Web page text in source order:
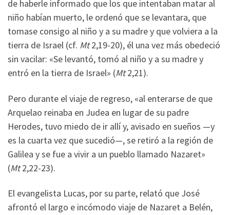
de haberle informado que los que intentaban matar al
niño habían muerto, le ordenó que se levantara, que
tomase consigo al niño y a su madre y que volviera a la
tierra de Israel (cf. Mt2,19-20), él una vez más obedeció
sin vacilar: «Se levantó, tomó al niño y a su madre y
entró en la tierra de Israel» (Mt2,21).
Pero durante el viaje de regreso, «al enterarse de que
Arquelao reinaba en Judea en lugar de su padre
Herodes, tuvo miedo de ir allí y, avisado en sueños —y
es la cuarta vez que sucedió—, se retiró a la región de
Galilea y se fue a vivir a un pueblo llamado Nazaret»
(Mt2,22-23).
El evangelista Lucas, por su parte, relató que José
afrontó el largo e incómodo viaje de Nazaret a Belén,